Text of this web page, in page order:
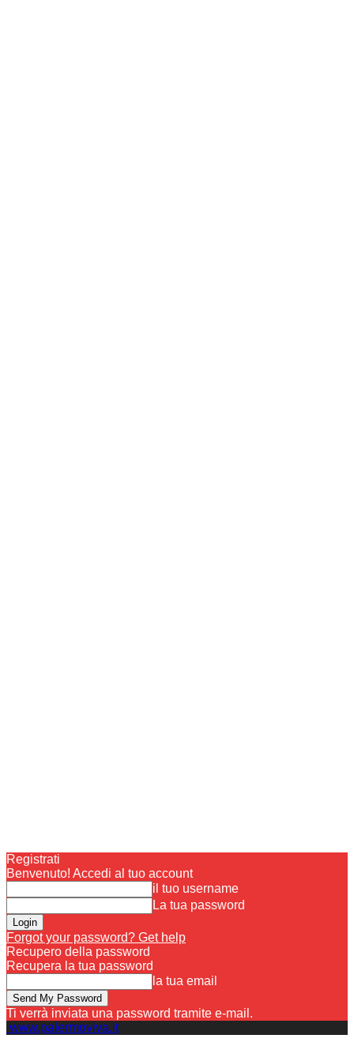
Registrati
Benvenuto! Accedi al tuo account
il tuo username
La tua password
Forgot your password? Get help
Recupero della password
Recupera la tua password
la tua email
Ti verrà inviata una password tramite e-mail.
www.palermoviva.it